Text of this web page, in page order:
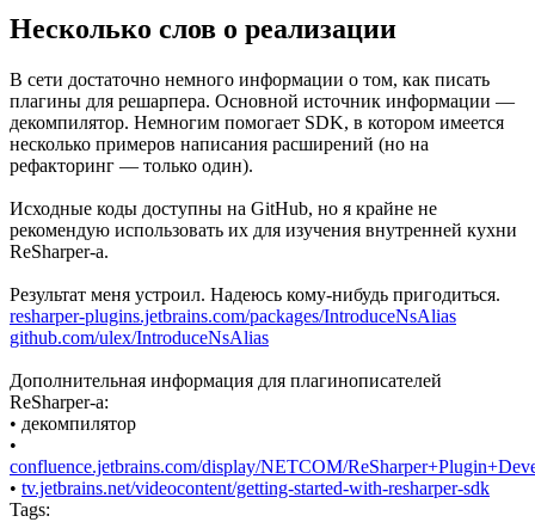
Несколько слов о реализации
В сети достаточно немного информации о том, как писать
плагины для решарпера. Основной источник информации —
декомпилятор. Немногим помогает SDK, в котором имеется
несколько примеров написания расширений (но на
рефакторинг — только один).
Исходные коды доступны на GitHub, но я крайне не
рекомендую использовать их для изучения внутренней кухни
ReSharper-а.
Результат меня устроил. Надеюсь кому-нибудь пригодиться.
resharper-plugins.jetbrains.com/packages/IntroduceNsAlias
github.com/ulex/IntroduceNsAlias
Дополнительная информация для плагинописателей
ReSharper-a:
• декомпилятор
•
confluence.jetbrains.com/display/NETCOM/
• tv.jetbrains.net/videocontent/getting-started-with-resharper-sdk
Tags: